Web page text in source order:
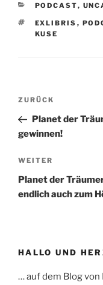
KATEGORIEN
PODCAST,
EXLIBRIS ,
KUSE
Vorheriger
Beitrag
ZURÜCK
Planet der
gewinnen!
Nächster
Beitrag
WEITER
Planet der
endlich auch zum
HALLO UND
… auf dem Blog